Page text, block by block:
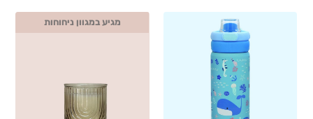
מגיע במגוון ניחוחות